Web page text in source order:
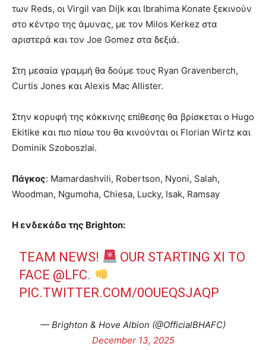
των Reds, οι Virgil van Dijk και Ibrahima Konate ξεκινούν
στο κέντρο της άμυνας, με τον Milos Kerkez στα
αριστερά και τον Joe Gomez στα δεξιά.
Στη μεσαία γραμμή θα δούμε τους Ryan Gravenberch,
Curtis Jones και Alexis Mac Allister.
Στην κορυφή της κόκκινης επίθεσης θα βρίσκεται ο Hugo
Ekitike και πιο πίσω του θα κινούνται οι Florian Wirtz και
Dominik Szoboszlai.
Πάγκος: Mamardashvili, Robertson, Nyoni, Salah,
Woodman, Ngumoha, Chiesa, Lucky, Isak, Ramsay
Η ενδεκάδα της Brighton:
TEAM NEWS!
OUR STARTING XI TO
FACE @LFC.
PIC.TWITTER.COM/0OUEQSJAQP
— Brighton & Hove Albion (@OfficialBHAFC)
December 13, 2025